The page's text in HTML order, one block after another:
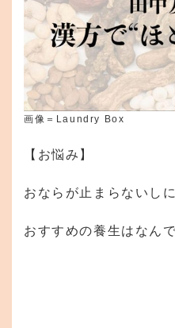
画像＝Laundry Box
【お悩み】
おならが止まらないし
おすすめの養生はなん